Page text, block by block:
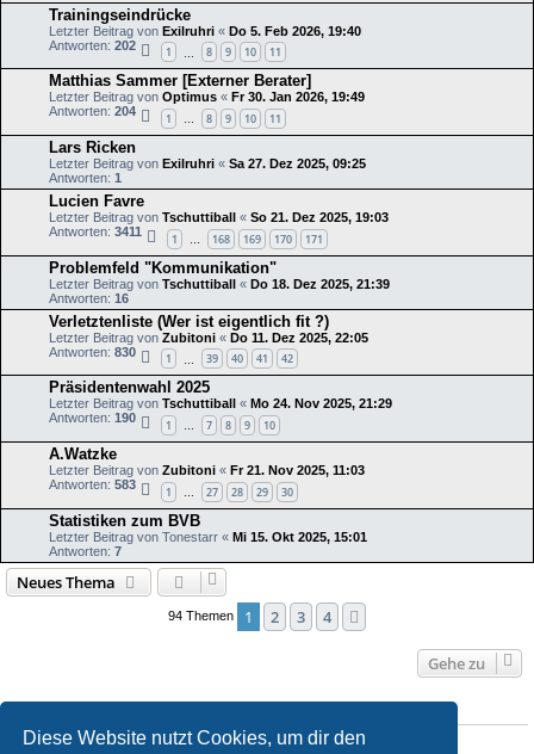
Diese Website nutzt Cookies, um dir den
Trainingseindrücke
Letzter Beitrag von Exilruhri « Do 5. Feb 2026, 19:40
Antworten: 202 1 8 9 10 11
Matthias Sammer [Externer Berater]
Letzter Beitrag von Optimus « Fr 30. Jan 2026, 19:49
Antworten: 204 1 … 8 9 10 11
Lars Ricken
Letzter Beitrag von Exilruhri « Sa 27. Dez 2025, 09:25
Antworten: 1
Lucien Favre
Letzter Beitrag von Tschuttiball « So 21. Dez 2025, 19:03
Antworten: 3411 1 … 168 169 170 171
Problemfeld "Kommunikation"
Letzter Beitrag von Tschuttiball « Do 18. Dez 2025, 21:39
Antworten: 16
Verletztenliste (Wer ist eigentlich fit ?)
Letzter Beitrag von Zubitoni « Do 11. Dez 2025, 22:05
Antworten: 830 1 39 40 41 42
Präsidentenwahl 2025
Letzter Beitrag von Tschuttiball « Mo 24. Nov 2025, 21:29
Antworten: 190 1 … 7 8 9 10
A.Watzke
Letzter Beitrag von Zubitoni « Fr 21. Nov 2025, 11:03
Antworten: 583 1 27 28 29 30
Statistiken zum BVB
Letzter Beitrag von Tonestarr « Mi 15. Okt 2025, 15:01
Antworten: 7
Neues Thema
94 Themen 1 2 3 4
Gehe zu
Du darfstkeineneuen Themen in diesem Forum erstellen.